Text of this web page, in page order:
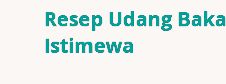
Resep Udang
Istimewa